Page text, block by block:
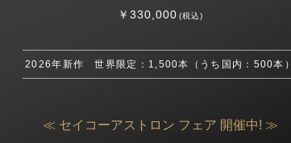
￥330,000(税込)
2026年新作 世界限定：1,500本（うち国内：500本）
≪ セイコーアストロン フェア 開催中! ≫